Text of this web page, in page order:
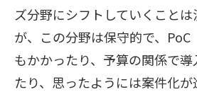
ズ分野にシフトしていくこと
が、この分野は保守的で、PoC
もかかったり、予算の関係で
たり、思ったようには案件化が